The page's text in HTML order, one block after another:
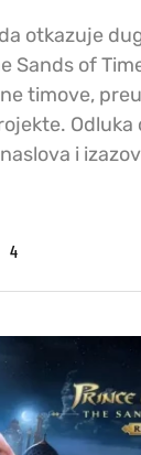
otkazuje
Sands of
timove,
i
4